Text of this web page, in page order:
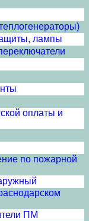
лампы
оплаты и
по пожарной
ПМ